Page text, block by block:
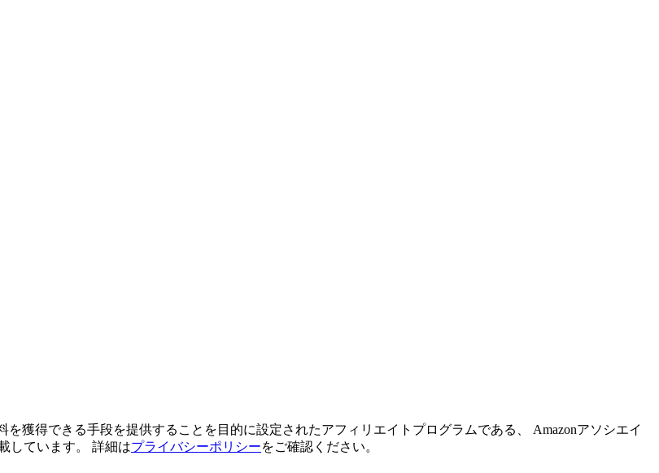
獲得できる手段を提供することを目的に設定されたアフィリエイトプログラムである、 Amazonアソシエイ
しています。 詳細はプライバシーポリシーをご確認ください。